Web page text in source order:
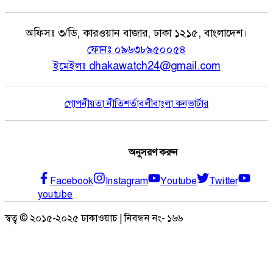
অফিসঃ ৩/ডি, কারওয়ান বাজার, ঢাকা ১২১৫, বাংলাদেশ।
ফোনঃ ০৯৬৩৮৯৫০০৫৪
ইমেইলঃ dhakawatch24@gmail.com
গোপনীয়তা নীতিশর্তাবলীবাংলা কনভার্টার
অনুসরণ করুন
Facebook Instagram Youtube
Twitter
youtube
স্বত্ব © ২০১৫-২০২৫ ঢাকাওয়াচ | নিবন্ধন নং- ১৬৬